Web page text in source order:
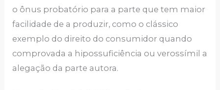
o ônus probatório para a parte que tem maior
facilidade de a produzir, como o clássico
exemplo do direito do consumidor quando
comprovada a hipossuficiência ou verossímil a
alegação da parte autora.